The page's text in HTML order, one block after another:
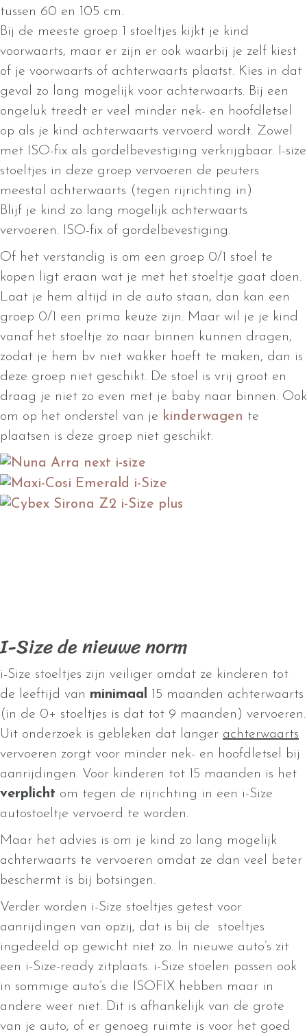
tussen 60 en 105 cm.
Bij de meeste groep 1 stoeltjes kijkt je kind
voorwaarts, maar er zijn er ook waarbij je zelf kiest
of je voorwaarts of achterwaarts plaatst. Kies in dat
geval zo lang mogelijk voor achterwaarts. Bij een
ongeluk treedt er veel minder nek- en hoofdletsel
op als je kind achterwaarts vervoerd wordt. Zowel
met ISO-fix als gordelbevestiging verkrijgbaar. I-size
stoeltjes in deze groep vervoeren de peuters
meestal achterwaarts (tegen rijrichting in)
Blijf je kind zo lang mogelijk achterwaarts
vervoeren. ISO-fix of gordelbevestiging.
Of het verstandig is om een groep 0/1 stoel te
kopen ligt eraan wat je met het stoeltje gaat doen.
Laat je hem altijd in de auto staan, dan kan een
groep 0/1 een prima keuze zijn. Maar wil je je kind
vanaf het stoeltje zo naar binnen kunnen dragen,
zodat je hem bv niet wakker hoeft te maken, dan is
deze groep niet geschikt. De stoel is vrij groot en
draag je niet zo even met je baby naar binnen. Ook
om op het onderstel van je kinderwagen te
plaatsen is deze groep niet geschikt.
I-Size de nieuwe norm
i-Size stoeltjes zijn veiliger omdat ze kinderen tot
de leeftijd van minimaal
15 maanden achterwaarts
(in de 0+ stoeltjes is dat tot 9 maanden) vervoeren.
Uit onderzoek is gebleken dat langer achterwaarts
vervoeren zorgt voor minder nek- en hoofdletsel bij
aanrijdingen. Voor kinderen tot 15 maanden is het
verplicht om tegen de rijrichting in een i-Size
autostoeltje vervoerd te worden.
Maar het advies is om je kind zo lang mogelijk
achterwaarts te vervoeren omdat ze dan veel beter
beschermt is bij botsingen.
Verder worden i-Size stoeltjes getest voor
aanrijdingen van opzij, dat is bij de stoeltjes
ingedeeld op gewicht niet zo. In nieuwe auto’s zit
een i-Size-ready zitplaats. i-Size stoelen passen ook
in sommige auto’s die ISOFIX hebben maar in
andere weer niet. Dit is afhankelijk van de grote
van je auto; of er genoeg ruimte is voor het goed